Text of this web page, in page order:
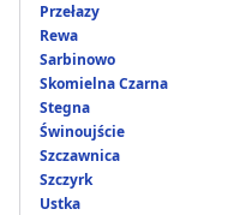
Przełazy
Rewa
Sarbinowo
Skomielna Czarna
Stegna
Świnoujście
Szczawnica
Szczyrk
Ustka